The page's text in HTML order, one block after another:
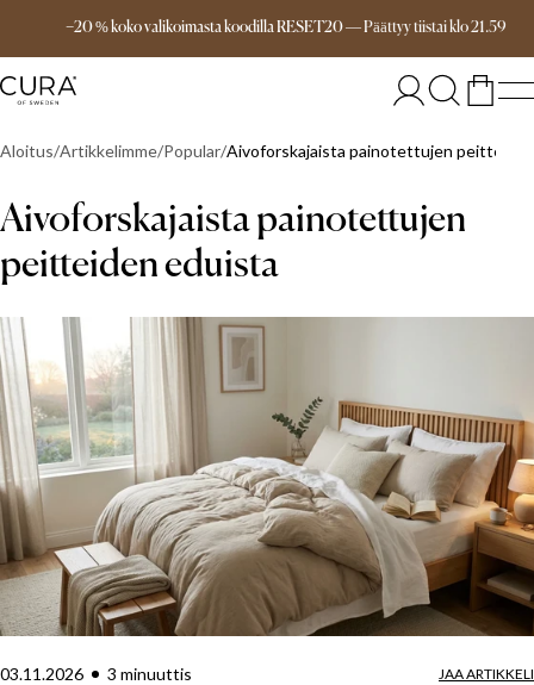
−20 % koko valikoimasta koodilla RESET20—Päättyytiistaiklo21.59
Aina ilmainen toimitus yli 149€ tilauksille
Aloitus Artikkelimme Popular Aivoforskajaista painotettujen
Aivoforskajaista painotettujen
peitteiden eduista
03.11.2026 3 minuuttis JAA ARTIKKELI